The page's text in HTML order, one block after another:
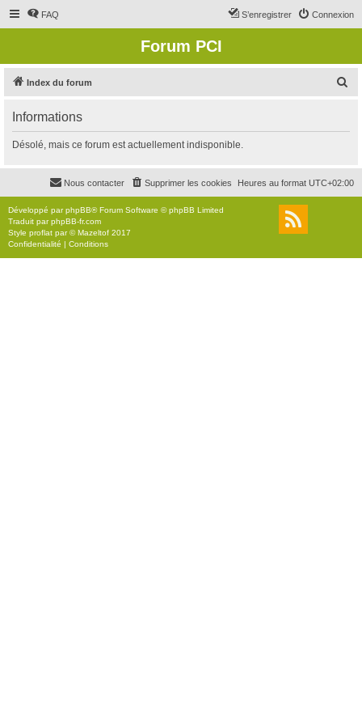
FAQ Connexion
S’enregistrer
Forum PCI
Index du forum
r
c
r
Informations
Désolé, mais ce forum est actuellement indisponible.
Heures au format UTC+02:00
Supprimer les cookies
Nous contacter
Développé parphpBB® Forum Software © phpBB Limited
Traduit parphpBB-fr.com
Style proflat par ©Mazeltof 2017
Confidentialité | Conditions